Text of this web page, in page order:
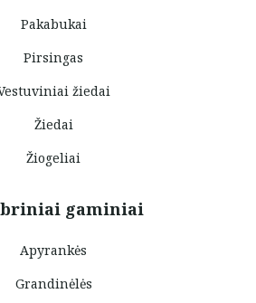
Pakabukai
Pirsingas
žiedai
Žiedai
Žiogeliai
gaminiai
Apyrankės
Grandinėlės